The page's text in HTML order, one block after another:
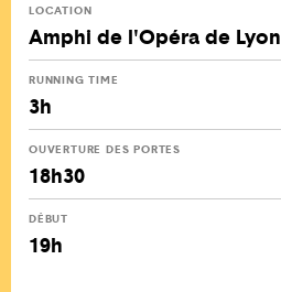
LOCATION
Amphi de l'Opéra de Lyon
RUNNING TIME
3h
OUVERTURE DES PORTES
18h30
DÉBUT
19h